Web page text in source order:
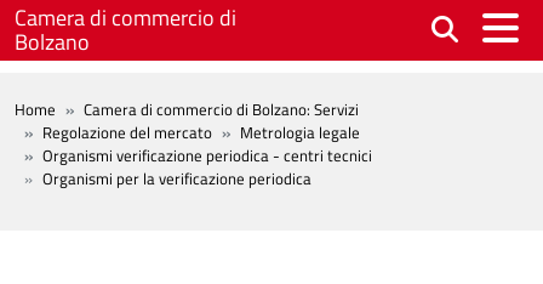
Salta al contenuto principale
Camera di commercio di
Bolzano
BREADCRUMB
Home
Camera di commercio di Bolzano: Servizi
Regolazione del mercato
Metrologia legale
Organismi verificazione periodica - centri tecnici
Organismi per la verificazione periodica